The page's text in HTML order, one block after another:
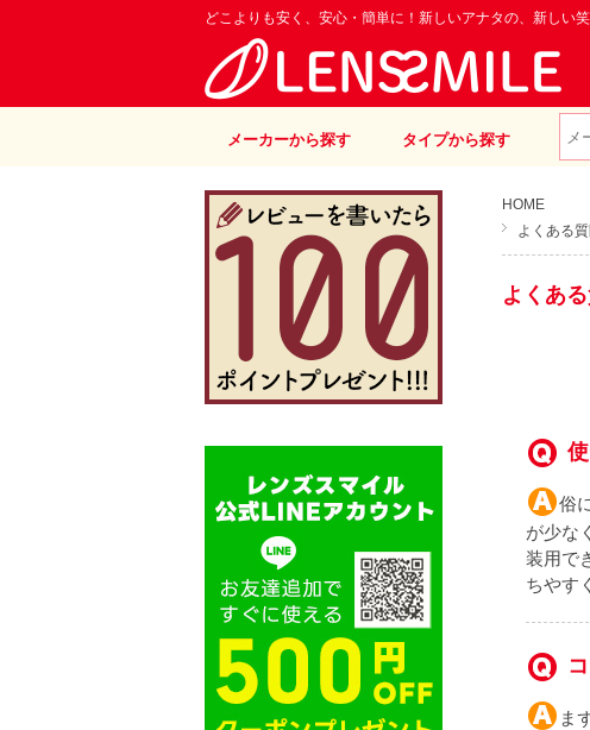
どこよりも安く、安心・簡単に！新しいアナタの、新しい
メーカーから探す タイプから探す
HOME
よくある
よくあ
俗
が少な
装用で
ちやす
ま